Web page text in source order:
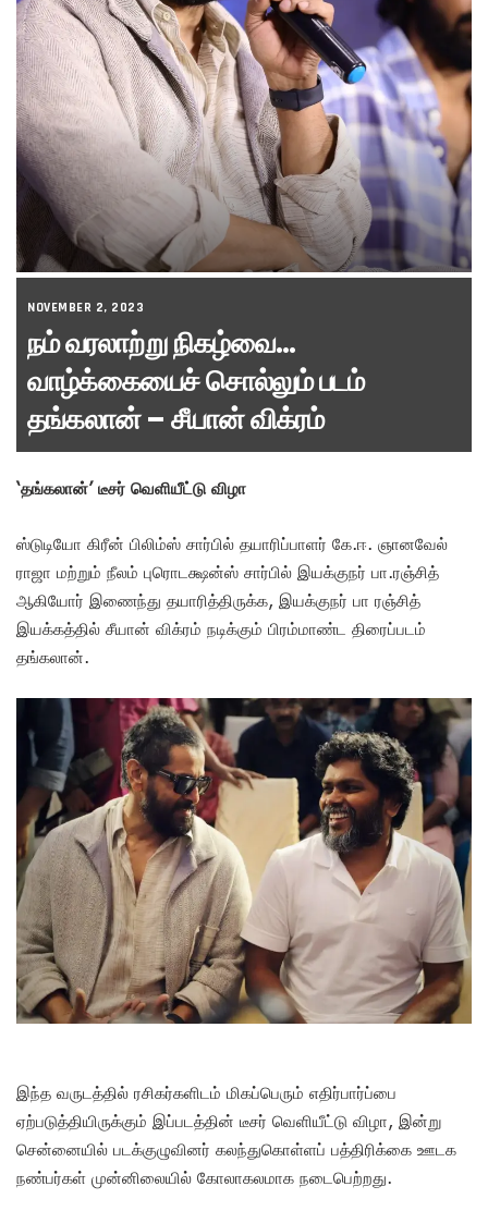
NOVEMBER 2, 2023
நம் வரலாற்று நிகழ்வை…
வாழ்க்கையைச் சொல்லும் படம்
தங்கலான் – சீயான் விக்ரம்
‘தங்கலான்’ டீசர் வெளியீட்டு விழா
ஸ்டுடியோ கிரீன் பிலிம்ஸ் சார்பில் தயாரிப்பாளர் கே.ஈ. ஞானவேல்
ராஜா மற்றும் நீலம் புரொடக்ஷன்ஸ் சார்பில் இயக்குநர் பா.ரஞ்சித்
ஆகியோர் இணைந்து தயாரித்திருக்க, இயக்குநர் பா ரஞ்சித்
இயக்கத்தில் சீயான் விக்ரம் நடிக்கும் பிரம்மாண்ட திரைப்படம்
தங்கலான்.
இந்த வருடத்தில் ரசிகர்களிடம் மிகப்பெரும் எதிர்பார்ப்பை
ஏற்படுத்தியிருக்கும் இப்படத்தின் டீசர் வெளியீட்டு விழா, இன்று
சென்னையில் படக்குழுவினர் கலந்துகொள்ளப் பத்திரிக்கை ஊடக
நண்பர்கள் முன்னிலையில் கோலாகலமாக நடைபெற்றது.